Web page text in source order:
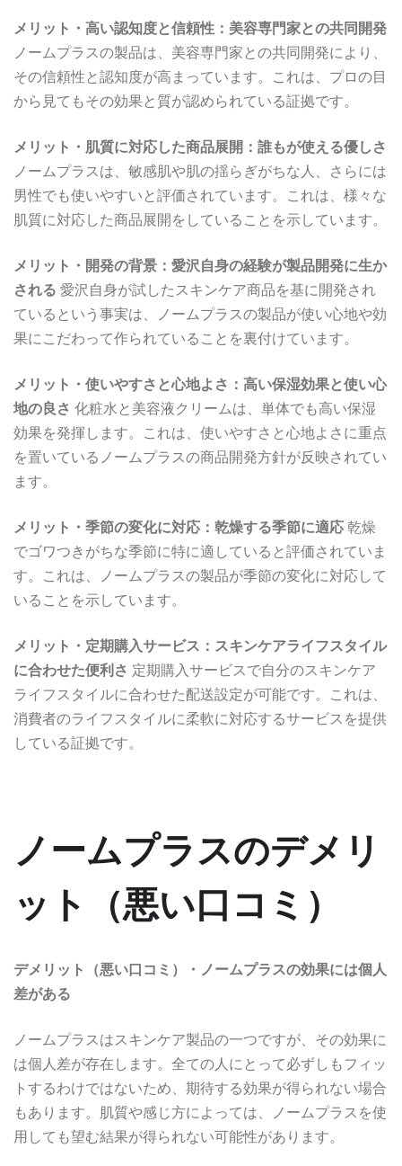
メリット・高い認知度と信頼性：美容専門家との共同開発
ノームプラスの製品は、美容専門家との共同開発により、
その信頼性と認知度が高まっています。これは、プロの目
から見てもその効果と質が認められている証拠です。
メリット・肌質に対応した商品展開：誰もが使える優しさ
ノームプラスは、敏感肌や肌の揺らぎがちな人、さらには
男性でも使いやすいと評価されています。これは、様々な
肌質に対応した商品展開をしていることを示しています。
メリット・開発の背景：愛沢自身の経験が製品開発に生か
される 愛沢自身が試したスキンケア商品を基に開発され
ているという事実は、ノームプラスの製品が使い心地や効
果にこだわって作られていることを裏付けています。
メリット・使いやすさと心地よさ：高い保湿効果と使い心
地の良さ 化粧水と美容液クリームは、単体でも高い保湿
効果を発揮します。これは、使いやすさと心地よさに重点
を置いているノームプラスの商品開発方針が反映されてい
ます。
メリット・季節の変化に対応：乾燥する季節に適応乾燥
でゴワつきがちな季節に特に適していると評価されていま
す。これは、ノームプラスの製品が季節の変化に対応して
いることを示しています。
メリット・定期購入サービス：スキンケアライフスタイル
に合わせた便利さ 定期購入サービスで自分のスキンケア
ライフスタイルに合わせた配送設定が可能です。これは、
消費者のライフスタイルに柔軟に対応するサービスを提供
している証拠です。
ノームプラスのデメリ
ット（悪い口コミ）
デメリット（悪い口コミ）・ノームプラスの効果には個人
差がある
ノームプラスはスキンケア製品の一つですが、その効果に
は個人差が存在します。全ての人にとって必ずしもフィッ
トするわけではないため、期待する効果が得られない場合
もあります。肌質や感じ方によっては、ノームプラスを使
用しても望む結果が得られない可能性があります。